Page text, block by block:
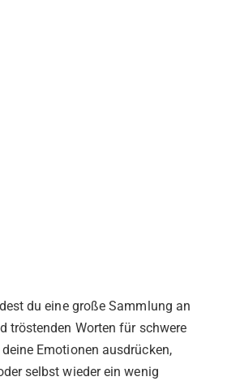
du eine große Sammlung an
tröstenden Worten für schwere
Emotionen ausdrücken,
selbst wieder ein wenig